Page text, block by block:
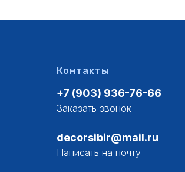
Контакты
+7 (903) 936-76-66
Заказать звонок
decorsibir@mail.ru
Написать на почту